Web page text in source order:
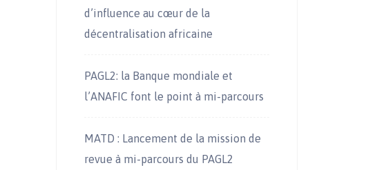
d’influence au cœur de la
décentralisation africaine
PAGL2: la Banque mondiale et
l’ANAFIC font le point à mi-parcours
MATD : Lancement de la mission de
revue à mi-parcours du PAGL2